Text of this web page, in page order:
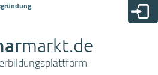
markt.de